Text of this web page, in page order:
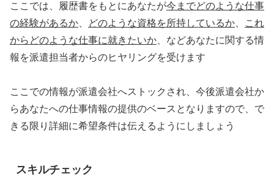
ここでは、履歴書をもとにあなたが今までどのような仕事
の経験があるか
どのような資格を所持しているか
これ
からどのような仕事に就きたいか 、などあなたに関する情
報を派遣担当者からのヒヤリングを受けます
ここでの情報が派遣会社へストックされ、今後派遣会社か
らあなたへの仕事情報の提供のベースとなりますので、で
きる限り詳細に希望条件は伝えるようにしましょう
スキルチェック